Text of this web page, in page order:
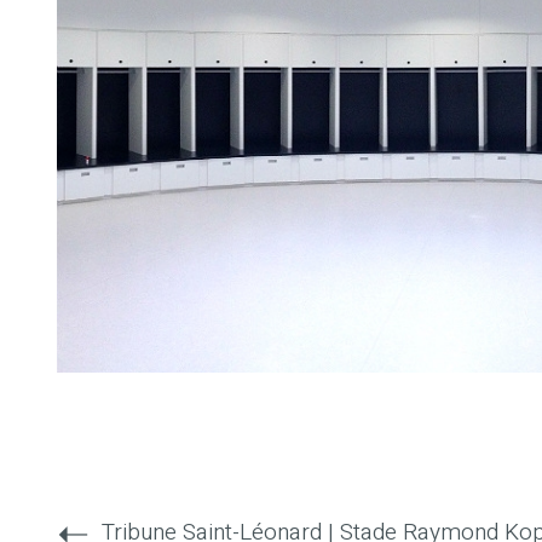
Tribune Saint-Léonard | Stade Raymond